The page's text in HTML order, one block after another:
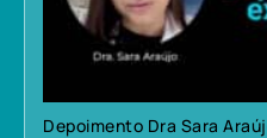
Depoimento Dra Sara